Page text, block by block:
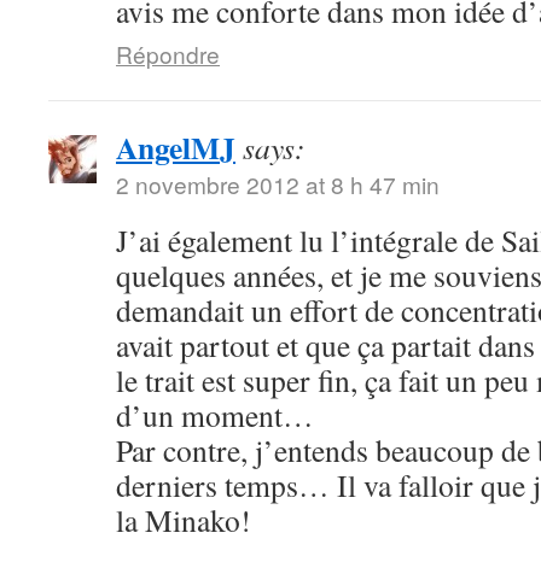
avis me conforte dans mon idée
Répondre
AngelMJsays:
2 novembre 2012 at 8 h 47 min
J’ai également lu l’intégrale de
quelques années, et je me
demandait un effort de
avait partout et que ça partait
le trait est super fin, ça fait un
d’un moment…
Par contre, j’entends beaucoup
derniers temps… Il va falloir que
la Minako!